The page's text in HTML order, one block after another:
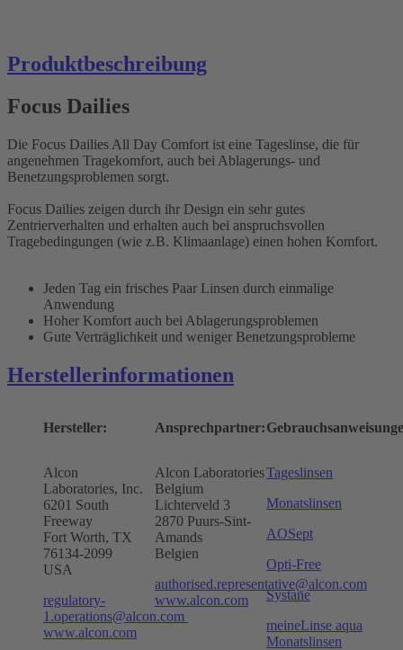
Produktbeschreibung
Focus Dailies
Die Focus Dailies All Day Comfort ist eine Tageslinse, die für
angenehmen Tragekomfort, auch bei Ablagerungs- und
Benetzungsproblemen sorgt.
Focus Dailies zeigen durch ihr Design ein sehr gutes
Zentrierverhalten und erhalten auch bei anspruchsvollen
Tragebedingungen (wie z.B. Klimaanlage) einen hohen Komfort.
Jeden Tag ein frisches Paar Linsen durch einmalige
Anwendung
Hoher Komfort auch bei Ablagerungsproblemen
Gute Verträglichkeit und weniger Benetzungsprobleme
Herstellerinformationen
Hersteller:
Alcon
Laboratories, Inc.
6201 South
Freeway
Fort Worth, TX
76134-2099
USA
regulatory-
1.operations@alcon.com
www.alcon.com
Ansprechpartner:
Alcon Laboratories
Belgium
Lichterveld 3
2870 Puurs-Sint-
Amands
Belgien
authorised.representative@alcon.com
www.alcon.com
Tageslinsen
Monatslinsen
AOSept
Opti-Free
Systane
meineLinse aqua
Monatslinsen